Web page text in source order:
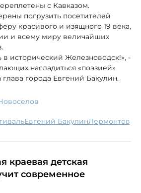
с Кавказом.
погрузить посетителей
красивого и изящного 19 века,
и всему миру величайших
исторический Железноводск!», -
насладиться «поэзией»
города Евгений Бакулин.
Евгений Бакулин Лермонтов
краевая детская
современное